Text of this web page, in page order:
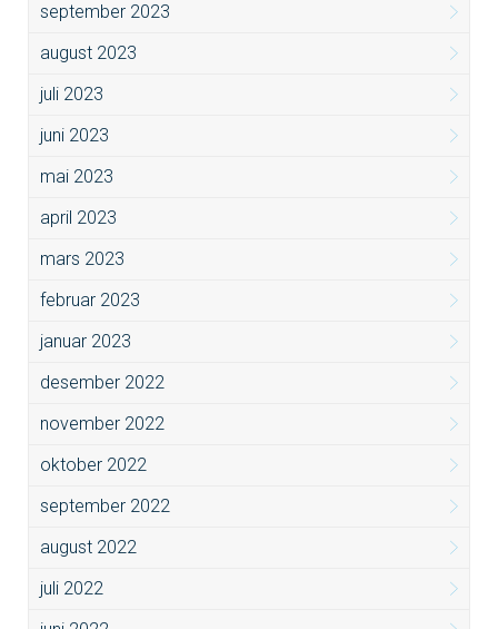
september 2023
august 2023
juli 2023
juni 2023
mai 2023
april 2023
mars 2023
februar 2023
januar 2023
desember 2022
november 2022
oktober 2022
september 2022
august 2022
juli 2022